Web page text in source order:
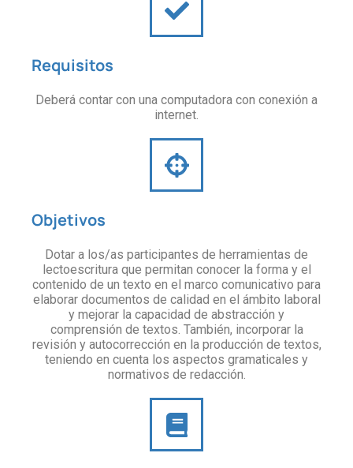
Requisitos
Deberá contar con una computadora con conexión a
internet.
Objetivos
Dotar a los/as participantes de herramientas de
lectoescritura que permitan conocer la forma y el
contenido de un texto en el marco comunicativo para
elaborar documentos de calidad en el ámbito laboral
y mejorar la capacidad de abstracción y
comprensión de textos. También, incorporar la
revisión y autocorrección en la producción de textos,
teniendo en cuenta los aspectos gramaticales y
normativos de redacción.